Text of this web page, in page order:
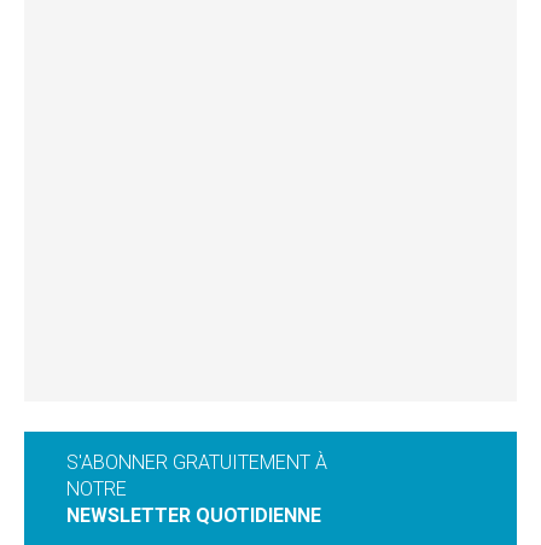
S'ABONNER GRATUITEMENT À
NOTRE
NEWSLETTER QUOTIDIENNE